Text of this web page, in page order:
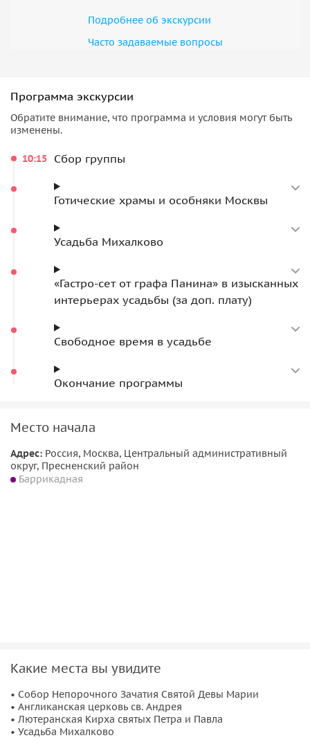
Мы посетим неоготический шедевр Баженова, о котором
В свободное время можно посетить эффектную выставку
современной фотографии во флигеле, погулять по аллеям
года прудов, с романтичной беседкой-пристанью и
Подробнее об экскурсии
Часто задаваемые вопросы
Программа экскурсии
Обратите внимание, что программа и условия могут быть
изменены.
10:15 Сбор группы
Готические храмы и особняки Москвы
Усадьба Михалково
«Гастро-сет от графа Панина» в изысканных
интерьерах усадьбы (за доп. плату)
Свободное время в усадьбе
Окончание программы
Место начала
Адрес: Россия, Москва, Центральный административный
округ, Пресненский район
Баррикадная
Какие места вы увидите
• Собор Непорочного Зачатия Святой Девы Марии
• Англиканская церковь св. Андрея
• Лютеранская Кирха святых Петра и Павла
• Усадьба Михалково